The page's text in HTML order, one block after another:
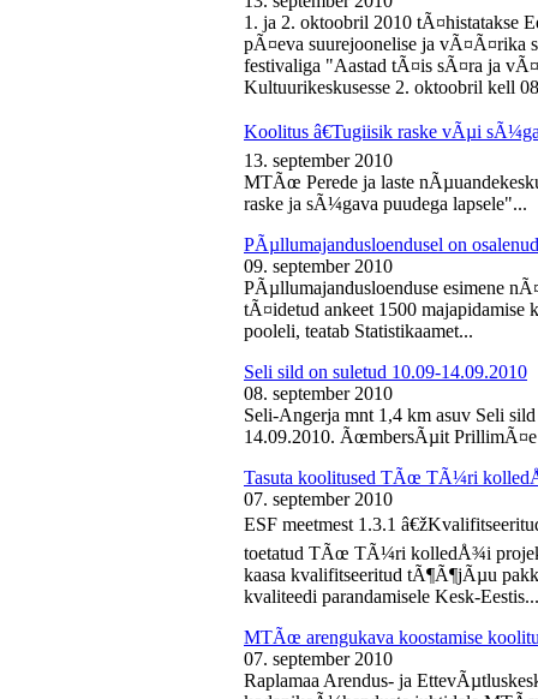
1. ja 2. oktoobril 2010 tÃ¤histatakse
pÃ¤eva suurejoonelise ja vÃ¤Ã¤rika
festivaliga "Aastad tÃ¤is sÃ¤ra ja
Kultuurikeskusesse 2. oktoobril kell
Koolitus â€Tugiisik raske vÃµi
13. september 2010
MTÃœ Perede ja laste
raske ja sÃ¼gava puudega lapsele"...
PÃµllumajandusloendusel on
09. september 2010
PÃµllumajandusloenduse esimene
tÃ¤idetud ankeet 1500 majapidamise
pooleli, teatab Statistikaamet...
Seli sild on suletud 10.09-14.09.2010
08. september 2010
Seli-Angerja mnt 1,4 km asuv Seli
14.09.2010. ÃœmbersÃµit
Tasuta koolitused TÃœ TÃ¼ri
07. september 2010
ESF meetmest 1.3.1
toetatud TÃœ TÃ¼ri kolledÅ¾i
kaasa kvalifitseeritud tÃ¶Ã¶jÃµu
kvaliteedi parandamisele Kesk-Eestis...
MTÃœ arengukava koostamise
07. september 2010
Raplamaa Arendus- ja